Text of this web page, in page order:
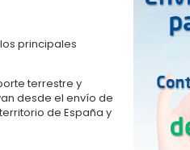
principales
terrestre y
desde el envío de
de España y